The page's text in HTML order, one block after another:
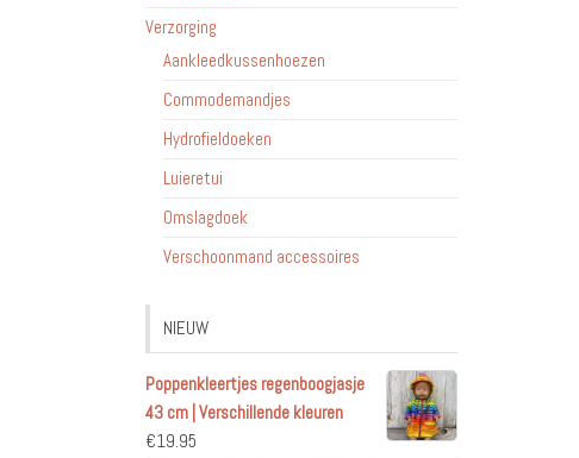
Verzorging
Aankleedkussenhoezen
Commodemandjes
Hydrofieldoeken
Luieretui
Omslagdoek
Verschoonmand accessoires
NIEUW
Poppenkleertjes regenboogjasje
43 cm | Verschillende kleuren
€19.95